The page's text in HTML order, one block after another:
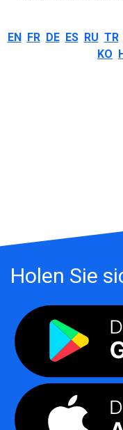
EN FR DE ES RU TR
KO
Holen Sie